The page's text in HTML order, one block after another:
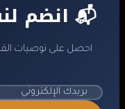
📬 انضم
احصل على توصيات